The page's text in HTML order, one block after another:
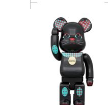
BE@RBRICK IRON
MAIDEN EDDIE "The
Trooper" 400％